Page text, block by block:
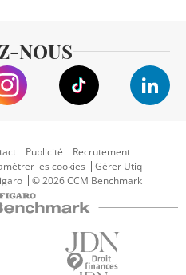
NOUS
Publicité
Recrutement
les cookies
Gérer Utiq
© 2026 CCM Benchmark